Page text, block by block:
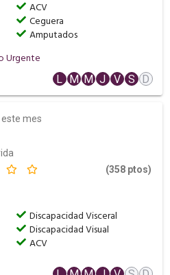
ACV
Ceguera
Amputados
Urgente
L M M J V S D
mes
(358 ptos)
Discapacidad Visceral
Discapacidad Visual
ACV